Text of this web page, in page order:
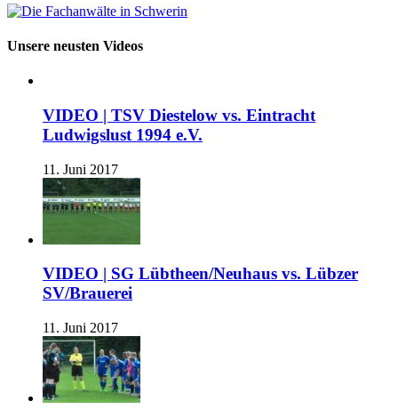
Unsere neusten Videos
VIDEO | TSV Diestelow vs. Eintracht
Ludwigslust 1994 e.V.
11. Juni 2017
VIDEO | SG Lübtheen/Neuhaus vs. Lübzer
SV/Brauerei
11. Juni 2017